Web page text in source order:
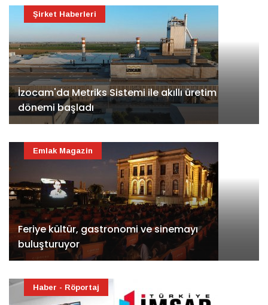
İzocam'da Metriks Sistemi ile akıllı üretim
dönemi başladı
Şirket Haberleri
Feriye kültür, gastronomi ve sinemayı
buluşturuyor
Emlak Magazin
Haber - Röportaj